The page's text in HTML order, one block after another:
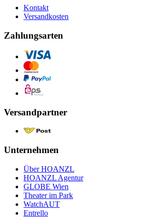
Kontakt
Versandkosten
Zahlungsarten
Versandpartner
Unternehmen
Über HOANZL
HOANZL Agentur
GLOBE Wien
Theater im Park
WatchAUT
Entrello